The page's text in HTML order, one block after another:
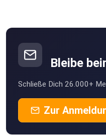
Bleibe
Schließe Dich 26.000+
Zur